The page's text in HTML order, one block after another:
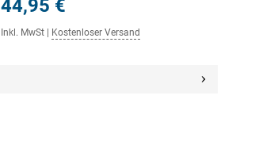
44,95 €
Inkl. MwSt Kostenloser Versand